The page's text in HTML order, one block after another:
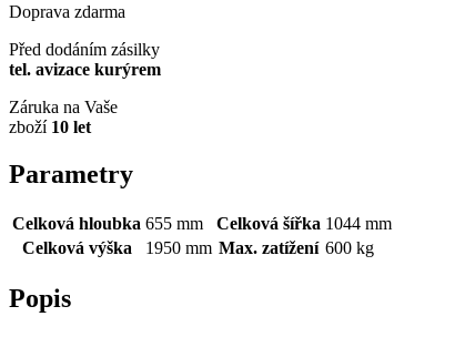
Doprava zdarma
Před dodáním zásilky
tel. avizace kurýrem
Záruka na Vaše
zboží 10 let
Parametry
Celková hloubka 655 mm Celková šířka 1044 mm
Celková výška
1950 mm Max. zatížení 600 kg
Popis